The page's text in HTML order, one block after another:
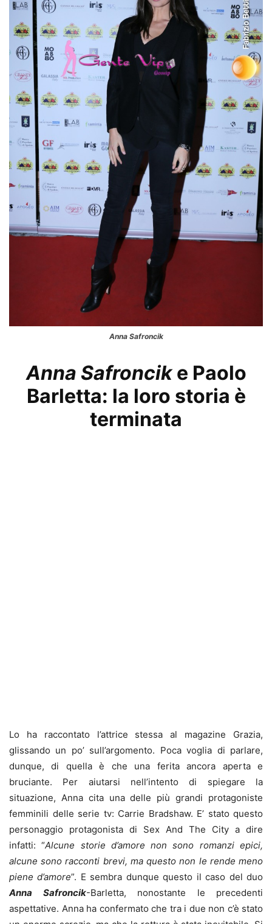
Anna Safroncik
Anna Safroncike Paolo
Barletta: la loro storia è
terminata
Lo ha raccontato l’attrice stessa al magazine Grazia,
glissando un po’ sull’argomento. Poca voglia di parlare,
dunque, di quella è che una ferita ancora aperta e
bruciante. Per aiutarsi nell’intento di spiegare la
situazione, Anna cita una delle più grandi protagoniste
femminili delle serie tv: Carrie Bradshaw. E’ stato questo
personaggio protagonista di Sex And The City a dire
infatti: “Alcune storie d’amore non sono romanzi epici,
alcune sono racconti brevi, ma questo non le rende meno
piene d’amore”. E sembra dunque questo il caso del duo
Anna Safroncik-Barletta, nonostante le precedenti
aspettative. Anna ha confermato che tra i due non c’è stato